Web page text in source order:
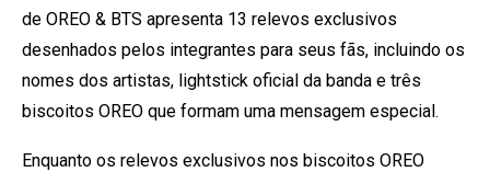
de OREO & BTS apresenta 13 relevos exclusivos
desenhados pelos integrantes para seus fãs, incluindo os
nomes dos artistas, lightstick oficial da banda e três
biscoitos OREO que formam uma mensagem especial.
Enquanto os relevos exclusivos nos biscoitos OREO